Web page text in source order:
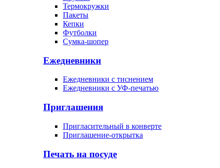
Термокружки
Пакеты
Кепки
Футболки
Сумка-шопер
Ежедневники
Ежедневники с тиснением
Ежедневники с УФ-печатью
Приглашения
Пригласительный в конверте
Приглашение-открытка
Печать на посуде